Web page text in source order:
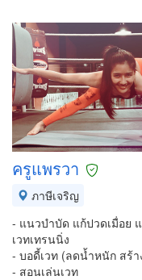
ครูแพรวา
ภาษีเจริญ
- แนวบำบัด แก้ปวดเมื่อย
เวทเทรนนิ่ง
- บอดี้เวท (ลดน้ำหนัก สร้า
- สอนเล่นเวท